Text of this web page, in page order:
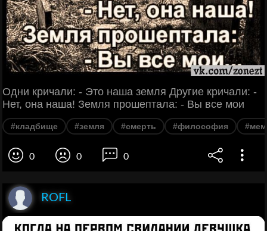
Одни кричали: - Это наша земля Другие кричали: -
Нет, она наша! Земля прошептала: - Вы все мои
#кладбище #земля #смерть #философия #мем
0 0 0
ROFL